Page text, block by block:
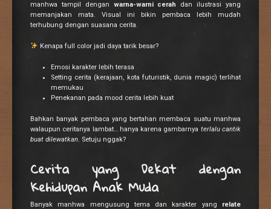
manhwa tampil dengan warna-warni cerah
dan ilustrasi yang
memanjakan mata. Visual ini bikin pembaca lebih mudah
terhubung dengan suasana cerita.
Kenapa full color jadi daya tarik besar?
Emosi karakter lebih terasa
Setting cerita (kerajaan, kota futuristik, dunia magic) terlihat
memukau
Penekanan pada mood cerita lebih kuat
Bahkan banyak pembaca yang bertahan membaca suatu manhwa
walaupun ceritanya lambat… hanya karena gambarnya terlalu cantik
buat dilewatkan. Setuju nggak?
Cerita yang Dekat dengan
Kehidupan Anak Muda
Banyak manhwa mengusung tema dan karakter yang relate